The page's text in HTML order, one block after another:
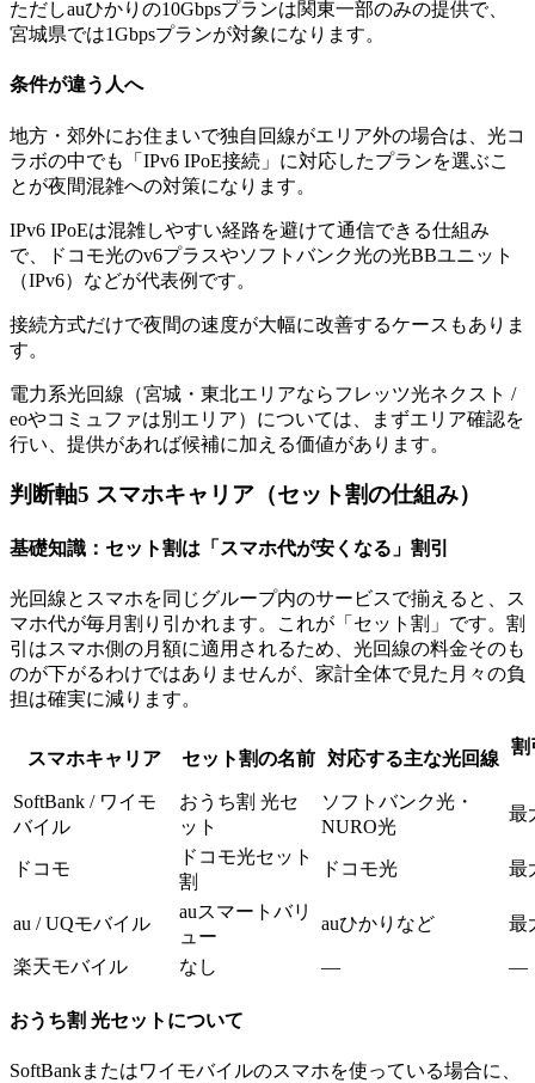
ただしauひかりの10Gbpsプランは関東一部のみの提供で、
宮城県では1Gbpsプランが対象になります。
条件が違う人へ
地方・郊外にお住まいで独自回線がエリア外の場合は、光コ
ラボの中でも「IPv6 IPoE接続」に対応したプランを選ぶこ
とが夜間混雑への対策になります。
IPv6 IPoEは混雑しやすい経路を避けて通信できる仕組み
で、ドコモ光のv6プラスやソフトバンク光の光BBユニット
（IPv6）などが代表例です。
接続方式だけで夜間の速度が大幅に改善するケースもありま
す。
電力系光回線（宮城・東北エリアならフレッツ光ネクスト /
eoやコミュファは別エリア）については、まずエリア確認を
行い、提供があれば候補に加える価値があります。
判断軸5 スマホキャリア（セット割の仕組み）
基礎知識：セット割は「スマホ代が安くなる」割引
光回線とスマホを同じグループ内のサービスで揃えると、ス
マホ代が毎月割り引かれます。これが「セット割」です。割
引はスマホ側の月額に適用されるため、光回線の料金そのも
のが下がるわけではありませんが、家計全体で見た月々の負
担は確実に減ります。
スマホキャリア セット割の名前 対応する主な光回線
割
SoftBank / ワイモ
バイル
おうち割 光セ
ット
ソフトバンク光・
NURO光
最
ドコモ
ドコモ光セット
割
ドコモ光 最
au / UQモバイル
auスマートバリ
ュー
auひかりなど 最
楽天モバイル なし — —
おうち割 光セットについて
SoftBankまたはワイモバイルのスマホを使っている場合に、